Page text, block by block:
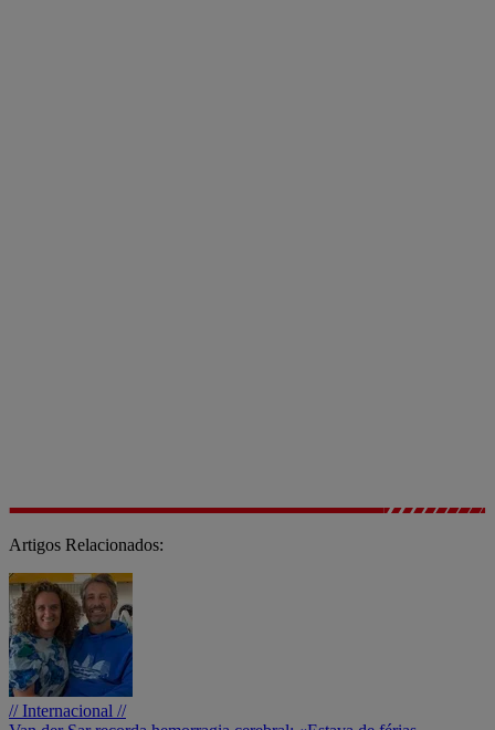
Artigos Relacionados:
// Internacional //